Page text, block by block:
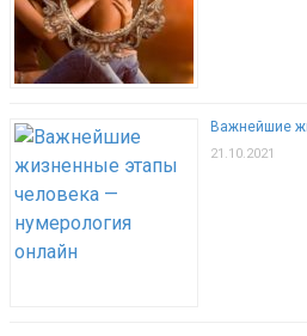
Важнейшие
21.10.2021